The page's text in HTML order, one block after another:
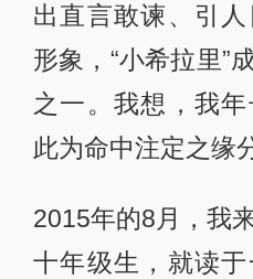
出直言敢谏、引
形象，“小希拉里”
之一。我想，我
此为命中注定之缘
2015年的8月，我
十年级生，就读